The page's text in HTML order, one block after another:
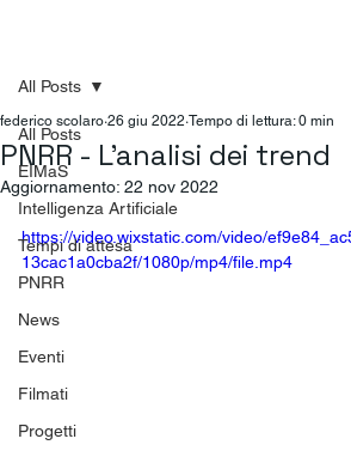
All Posts
EIMaS
Intelligenza Artificiale
Tempi di attesa
PNRR
News
Eventi
Filmati
Progetti
All Posts
PNRR - L'analisi dei trend
federico scolaro 26 giu 2022 Tempo di lettura: 0 min
Aggiornamento: 22 nov 2022
https://video.wixstatic.com/video/
13cac1a0cba2f/1080p/mp4/file.mp4